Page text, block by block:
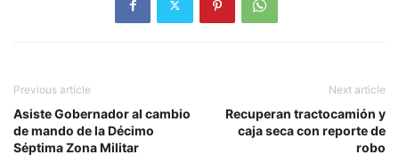
Previous article
Asiste Gobernador al cambio
de mando de la Décimo
Séptima Zona Militar
Next article
Recuperan tractocamión y
caja seca con reporte de
robo